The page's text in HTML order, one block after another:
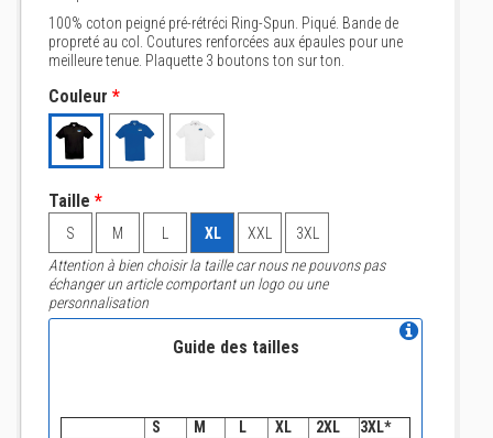
100% coton peigné pré-rétréci Ring-Spun. Piqué. Bande de
propreté au col. Coutures renforcées aux épaules pour une
meilleure tenue. Plaquette 3 boutons ton sur ton.
Couleur *
Taille *
S M XL XXL
3XL
Attention à bien choisir la taille car nous ne pouvons pas
échanger un article comportant un logo ou une
personnalisation
Guide des tailles
S M L XL 2XL
3XL*